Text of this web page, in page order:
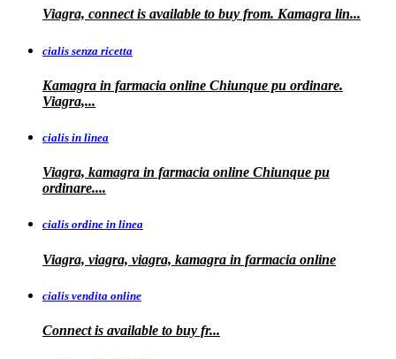
Viagra, connect is available to buy from. Kamagra lin...
cialis senza ricetta
Kamagra in farmacia online Chiunque pu ordinare.
Viagra,...
cialis in linea
Viagra, kamagra in farmacia online Chiunque pu
ordinare....
cialis ordine in linea
Viagra, viagra, viagra, kamagra in farmacia online
cialis vendita online
Connect is available to buy fr...